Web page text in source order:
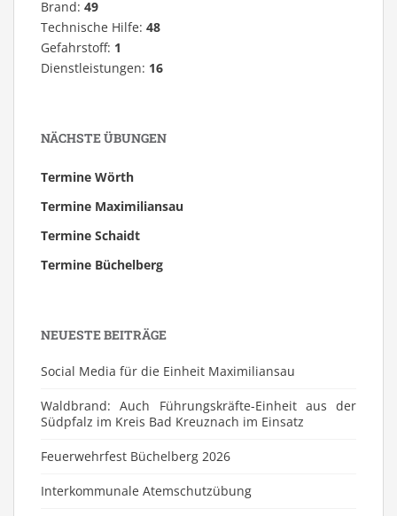
Brand: 49
Technische Hilfe: 48
Gefahrstoff: 1
Dienstleistungen: 16
NÄCHSTE ÜBUNGEN
Termine Wörth
Termine Maximiliansau
Termine Schaidt
Termine Büchelberg
NEUESTE BEITRÄGE
Social Media für die Einheit Maximiliansau
Waldbrand: Auch Führungskräfte-Einheit aus der
Südpfalz im Kreis Bad Kreuznach im Einsatz
Feuerwehrfest Büchelberg 2026
⁠Interkommunale Atemschutzübung